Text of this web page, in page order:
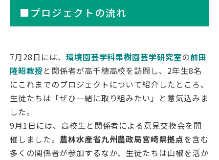
寄附のお願い
情報公開
採用情報
個人情報保護方針
■プロジェクトの流れ
7月28日には、 環境園芸学科果樹園芸学研究室の前田
隆昭教授 と関係者が高千穂高校を訪問し、2年生8名
にこれまでのプロジェクトについて紹介したところ、
生徒たちは「ぜひ一緒に取り組みたい」と意気込みま
した。
9月1日には、高校生と関係者による意見交換会を開
催しました。 農林水産省九州農政局宮崎県拠点を含む
多くの関係者が参加するなか、生徒たちは山椒を活か